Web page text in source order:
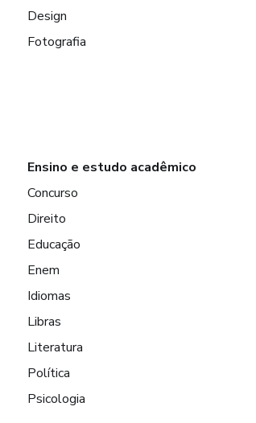
Design
Fotografia
Ensino e estudo acadêmico
Concurso
Direito
Educação
Enem
Idiomas
Libras
Literatura
Política
Psicologia